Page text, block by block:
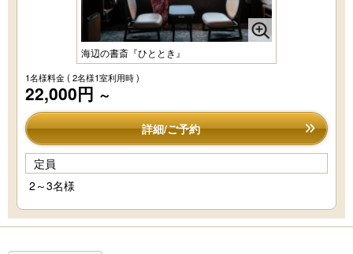
海辺の書斎『ひととき』
1名様料金( 2名様1室利用時 )
22,000円 ～
詳細/ご予約
定員
2～3名様